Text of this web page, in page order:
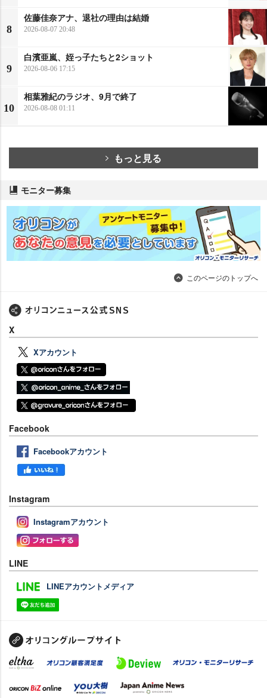
8
佐藤佳奈アナ、退社の理由は結婚
2026-08-07 20:48
9
白濱亜嵐、姪っ子たちと2ショット
2026-08-06 17:15
10
相葉雅紀のラジオ、9月で終了
2026-08-08 01:11
もっと見る
モニター募集
このページのトップへ
X
Xアカウント
Facebook
Facebookアカウント
Instagram
Instagramアカウント
LINE
LINEアカウントメディア